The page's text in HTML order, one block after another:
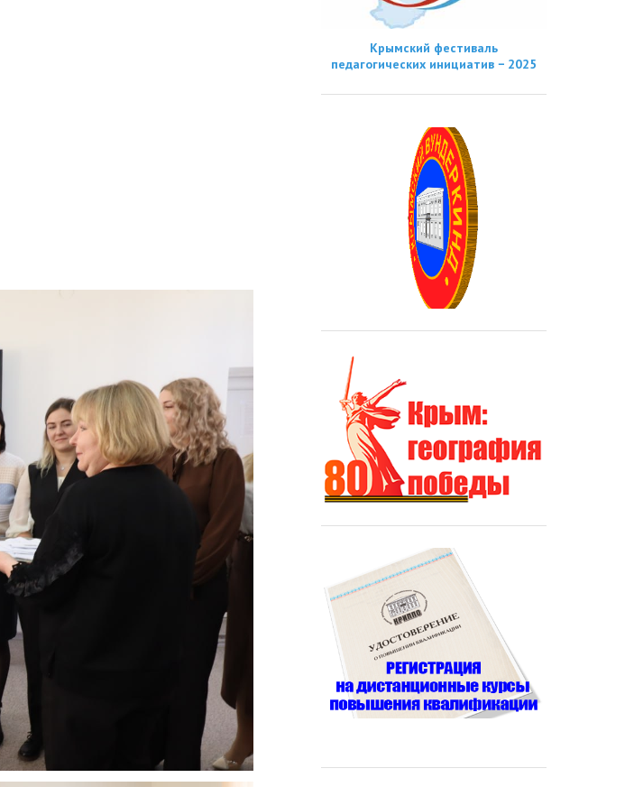
Крымский фестиваль
педагогических инициатив − 2025